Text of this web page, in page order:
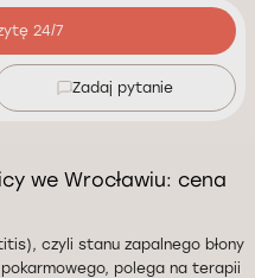
24/7
Zadaj pytanie
we Wrocławiu: cena
czyli stanu zapalnego błony
polega na terapii